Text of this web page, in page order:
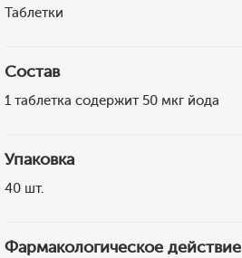
Таблетки
Состав
1 таблетка содержит 50 мкг йода
Упаковка
40 шт.
Фармакологическое действие